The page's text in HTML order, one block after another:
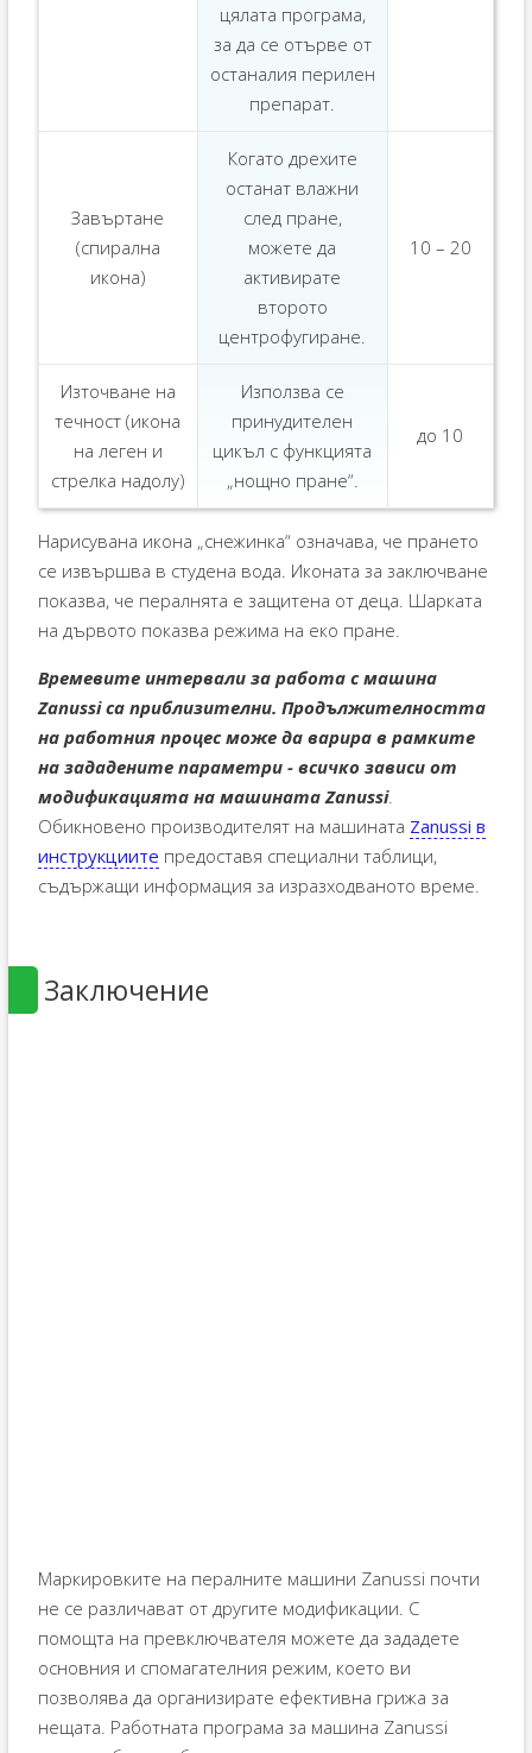
цялата програма,
за да се отърве от
останалия перилен
препарат.
Завъртане
(спирална
икона)
Когато дрехите
останат влажни
след пране,
можете да
активирате
второто
центрофугиране.
10 – 20
Източване на
течност (икона
на леген и
стрелка надолу)
Използва се
принудителен
цикъл с функцията
„нощно пране“.
до 10
Нарисувана икона „снежинка“ означава, че прането
се извършва в студена вода. Иконата за заключване
показва, че пералнята е защитена от деца. Шарката
на дървото показва режима на еко пране.
Времевите интервали за работа с машина
Zanussi са приблизителни. Продължителността
на работния процес може да варира в рамките
на зададените параметри - всичко зависи от
модификацията на машината Zanussi.
Обикновено производителят на машината Zanussi в
инструкциите предоставя специални таблици,
съдържащи информация за изразходваното време.
Заключение
Маркировките на пералните машини Zanussi почти
не се различават от другите модификации. С
помощта на превключвателя можете да зададете
основния и спомагателния режим, което ви
позволява да организирате ефективна грижа за
нещата. Работната програма за машина Zanussi